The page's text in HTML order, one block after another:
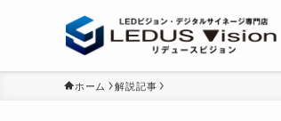
ホーム 解説記事